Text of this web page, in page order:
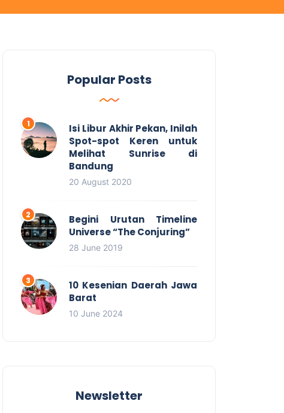
Popular Posts
Isi Libur Akhir Pekan, Inilah
Spot-spot Keren untuk
Melihat Sunrise di
Bandung
20 August 2020
Begini Urutan Timeline
Universe “The Conjuring”
28 June 2019
10 Kesenian Daerah Jawa
Barat
10 June 2024
Newsletter